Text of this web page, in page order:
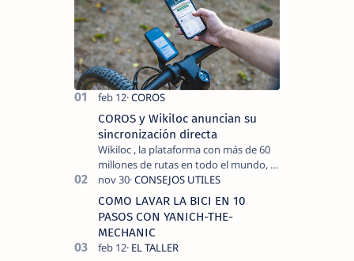
COROS y Wikiloc anuncian su
sincronización directa
Wikiloc , la plataforma con más de 60
millones de rutas en todo el mundo, y
COROS , marca de dispositivos GPS
reconocida mundialmente por su
tecnolo…
COMO LAVAR LA BICI EN 10
PASOS CON YANICH-THE-
MECHANIC